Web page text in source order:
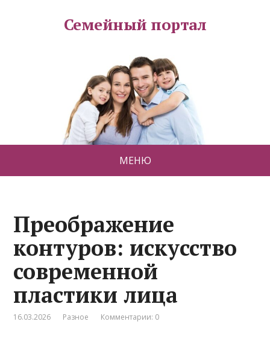
Семейный портал
МЕНЮ
Преображение
контуров: искусство
современной
пластики лица
16.03.2026 Разное Комментарии: 0